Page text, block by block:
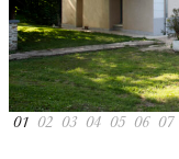
01 02 03 04 05 06 07